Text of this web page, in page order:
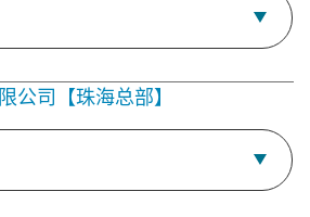
公司【珠海总部】